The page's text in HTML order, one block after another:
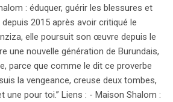
: éduquer, guérir les blessures et
depuis 2015 après avoir critiqué le
elle poursuit son œuvre depuis le
une nouvelle génération de Burundais,
parce que comme le dit ce proverbe
la vengeance, creuse deux tombes,
une pour toi.” Liens : - Maison Shalom :